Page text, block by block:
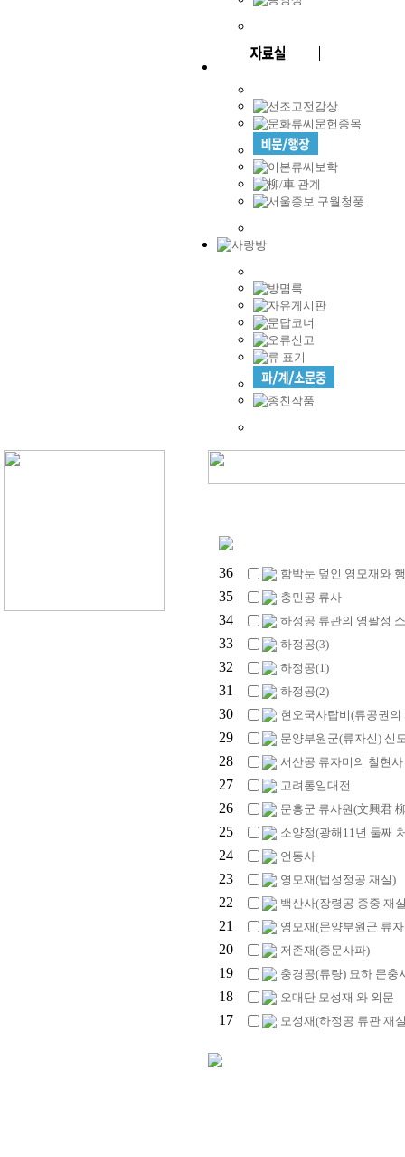
36 함박눈 덮인 영모재와
35 충민공 류사
34 하정공 류관의 영팔정
33 하정공(3)
32 하정공(1)
31 하정공(2)
30 현오국사탑비(류공권의
29 문양부원군(류자신) 신
28 서산공 류자미의 칠현
27 고려통일대전
26 문흥군 류사원(文興君
25 소양정(광해11년 둘째
24 언동사
23 영모재(법성정공 재실)
22 백산사(장령공 종중 재
21 영모재(문양부원군 류
20 저존재(중문사파)
19 충경공(류량) 묘하 문충
18 오대단 모성재 와 외문
17 모성재(하정공 류관 재